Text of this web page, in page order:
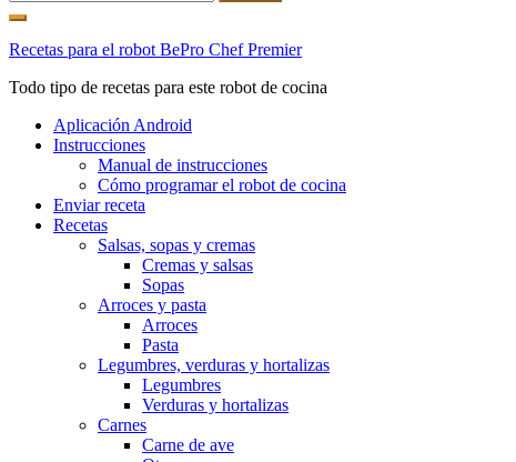
Ir
contenido
Recetas para el robot BePro Chef Premier
Todo tipo de recetas para este robot de cocina
Aplicación Android
Instrucciones
Manual de instrucciones
Cómo programar el robot de cocina
Enviar receta
Recetas
Salsas, sopas y cremas
Cremas y salsas
Sopas
Arroces y pasta
Arroces
Pasta
Legumbres, verduras y hortalizas
Legumbres
Verduras y hortalizas
Carnes
Carne de ave